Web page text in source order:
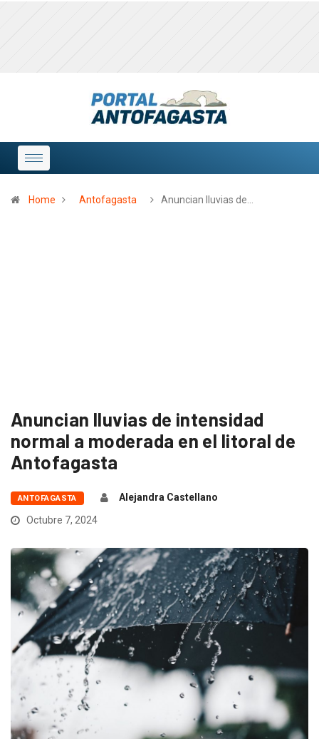
Home Antofagasta Anuncian lluvias de…
Anuncian lluvias de intensidad
normal a moderada en el litoral de
Antofagasta
ANTOFAGASTA
Alejandra Castellano
Octubre 7, 2024